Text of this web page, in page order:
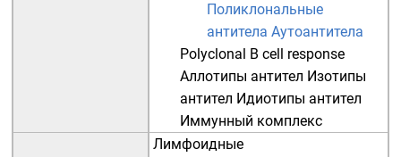
Поликлональные
антитела Аутоантитела
Polyclonal B cell response
Аллотипы антител Изотипы
антител Идиотипы антител
Иммунный комплекс
Лимфоидные